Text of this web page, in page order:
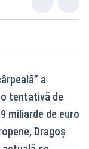
a
tentativă de
miliarde de euro
Dragoș